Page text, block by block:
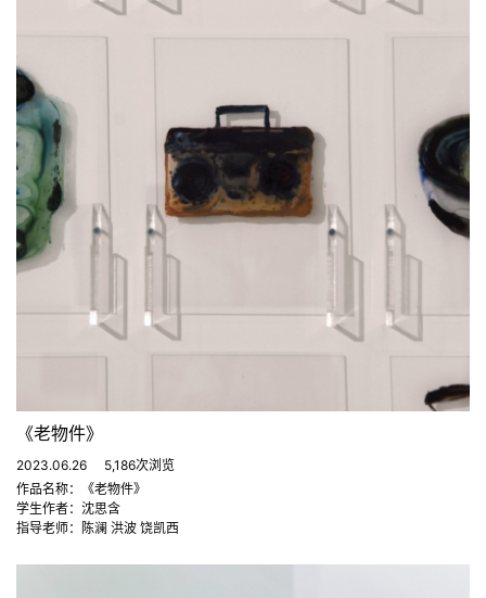
《老物件》
2023.06.26
5,186次浏览
作品名称：《老物件》
学生作者：沈思含
指导老师：陈澜 洪波 饶凯西